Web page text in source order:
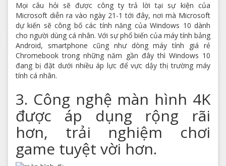
Mọi câu hỏi sẽ được công ty trả lời tại sự kiện của
Microsoft diễn ra vào ngày 21-1 tới đây, nơi mà Microsoft
dự kiến sẽ công bố các tính năng của Windows 10 dành
cho người dùng cá nhân. Với sự phổ biến của máy tính bảng
Android, smartphone cũng như dòng máy tính giá rẻ
Chromebook trong những năm gần đây thì Windows 10
đang bị đặt dưới nhiều áp lực để vực dậy thị trường máy
tính cá nhân.
3. Công nghệ màn hình 4K
được áp dụng rộng rãi
hơn, trải nghiệm chơi
game tuyệt vời hơn.